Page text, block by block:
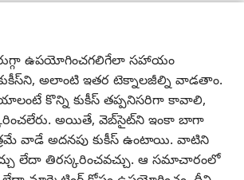
ఉపయోగించగలిగేలా సహాయం
అలాంటి ఇతర టెక్నాలజీల్ని వాడతాం.
కొన్ని కుకీస్‌ తప్పనిసరిగా కావాలి,
అయితే, వెబ్‌సైట్‌ని ఇంకా బాగా
వాడే అదనపు కుకీస్‌ ఉంటాయి. వాటిని
లేదా తిరస్కరించవచ్చు. ఆ సమాచారంలో